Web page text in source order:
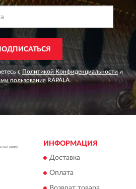
сПолитикой Конфиденциальности и
пользованияRAPALA
ИНФОРМАЦИЯ
Доставка
Оплата